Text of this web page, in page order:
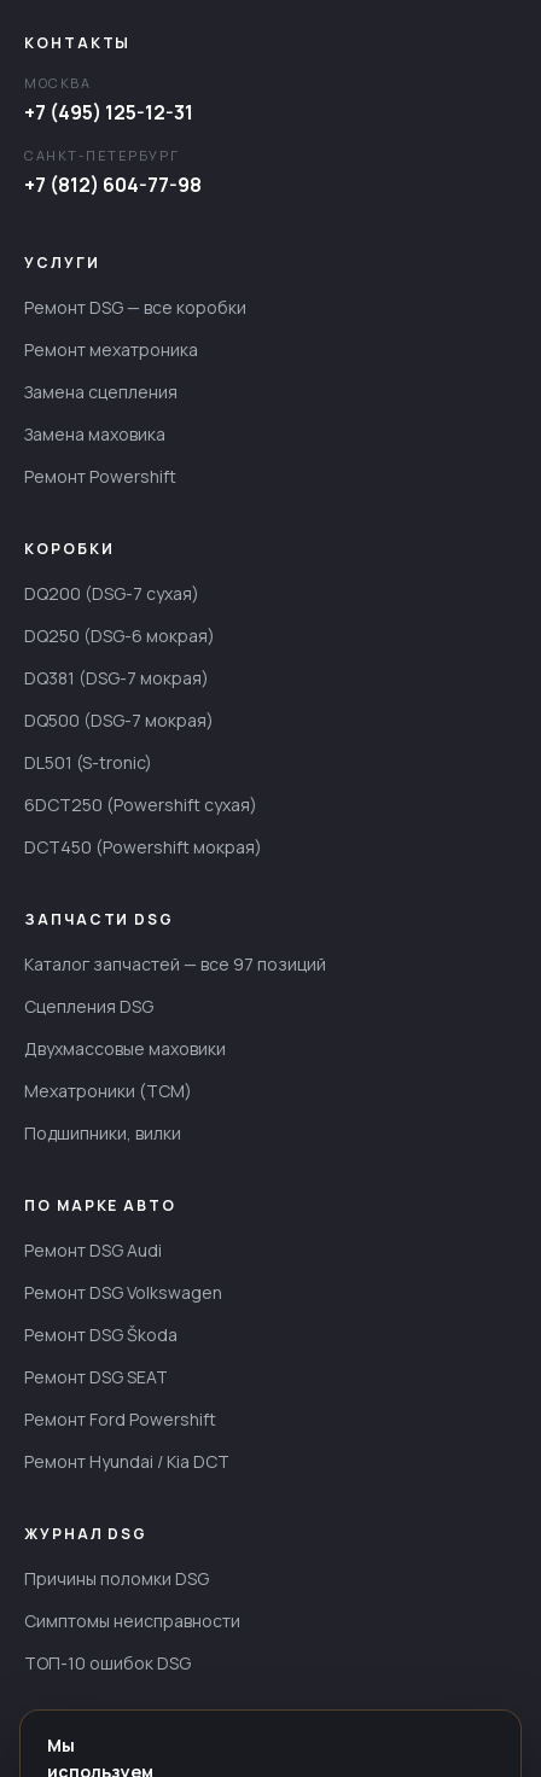
КОНТАКТЫ
МОСКВА
+7 (495) 125-12-31
САНКТ-ПЕТЕРБУРГ
+7 (812) 604-77-98
УСЛУГИ
Ремонт DSG — все коробки
Ремонт мехатроника
Замена сцепления
Замена маховика
Ремонт Powershift
КОРОБКИ
DQ200 (DSG-7 сухая)
DQ250 (DSG-6 мокрая)
DQ381 (DSG-7 мокрая)
DQ500 (DSG-7 мокрая)
DL501 (S-tronic)
6DCT250 (Powershift сухая)
DCT450 (Powershift мокрая)
ЗАПЧАСТИ DSG
Каталог запчастей — все 97 позиций
Сцепления DSG
Двухмассовые маховики
Мехатроники (TCM)
Подшипники, вилки
ПО МАРКЕ АВТО
Ремонт DSG Audi
Ремонт DSG Volkswagen
Ремонт DSG Škoda
Ремонт DSG SEAT
Ремонт Ford Powershift
Ремонт Hyundai / Kia DCT
ЖУРНАЛ DSG
Причины поломки DSG
Симптомы неисправности
ТОП-10 ошибок DSG
ИНФОРМАЦИЯ
Мы
используем